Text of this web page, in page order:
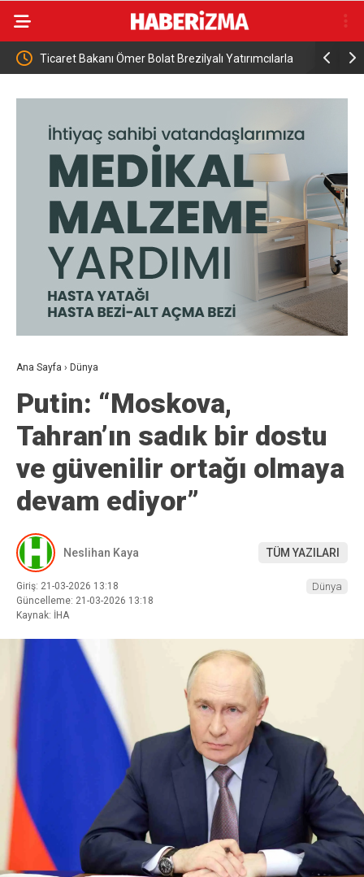
Ticaret Bakanı Ömer Bolat Brezilyalı Yatırımcılarla
Ana Sayfa › Dünya
Putin: “Moskova,
Tahran’ın sadık bir dostu
ve güvenilir ortağı olmaya
devam ediyor”
Neslihan Kaya TÜM YAZILARI
Giriş: 21-03-2026 13:18
Güncelleme: 21-03-2026 13:18
Kaynak: İHA
Dünya